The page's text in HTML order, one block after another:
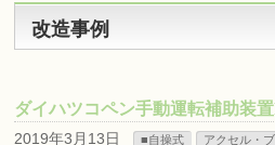
改造事例
ダイハツコペン手動運転補助装
2019年3月13日 ■自操式 アクセル・